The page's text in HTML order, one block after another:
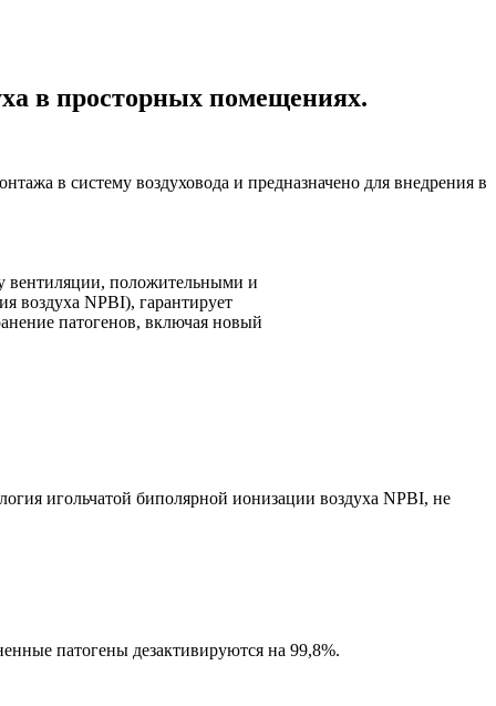
в просторных помещениях.
в систему воздуховода и предназначено для внедрения в
вентиляции, положительными и
воздуха NPBI), гарантирует
патогенов, включая новый
игольчатой биполярной ионизации воздуха NPBI, не
патогены дезактивируются на 99,8%.